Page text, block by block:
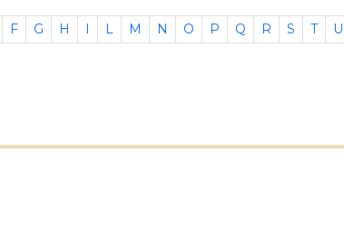
F G H I L M N O P Q R S T U